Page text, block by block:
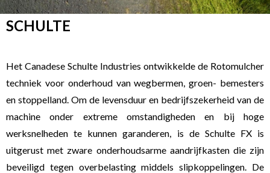
SCHULTE
Het Canadese Schulte Industries ontwikkelde de Rotomulcher
techniek voor onderhoud van wegbermen, groen- bemesters
en stoppelland. Om de levensduur en bedrijfszekerheid van de
machine onder extreme omstandigheden en bij hoge
werksnelheden te kunnen garanderen, is de Schulte FX is
uitgerust met zware onderhoudsarme aandrijfkasten die zijn
beveiligd tegen overbelasting middels slipkoppelingen. De